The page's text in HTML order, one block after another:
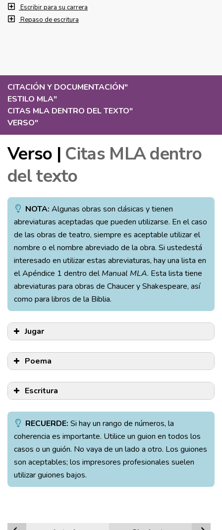
CITACIÓN Y DOCUMENTACIÓN"
ESTILO MLA"
CITAS MLA DENTRO DEL TEXTO"
VERSO"
Verso | Citas MLA dentro
del texto
NOTA: Algunas obras son clásicas y tienen
abreviaturas aceptadas que pueden utilizarse. En el caso
de las obras de teatro, siempre es aceptable utilizar el
nombre o el nombre abreviado de la obra. Si ustedestá
interesado en utilizar estas abreviaturas, hay una lista en
el Apéndice 1 dentro delManual MLA. Esta lista tiene
abreviaturas para obras de Chaucer y Shakespeare, así
como para libros de la Biblia.
Jugar
Ejemplos:
vejaciones / no eran más que mis pruebas de tu
Poema
Ejemplo:
En "Canción de la lluvia de abril", Hughes utiliza la
sueño en nuestro tejado por la noche" (línea 6).
Escritura
RECUERDE: Si hay un rango de números, la
coherencia es importante. Utilice un guion en todos los
casos o un guión. No vaya de un lado a otro. Los guiones
son aceptables; los impresores profesionales suelen
utilizar guiones bajos.
Escribir para su carrera
Repaso de escritura